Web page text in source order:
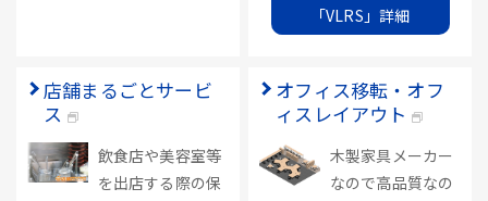
「VLRS」詳細
店舗まるごとサービ
ス
飲食店や美容室等
を出店する際の保
オフィス移転・オフ
ィスレイアウト
木製家具メーカー
なので高品質なの